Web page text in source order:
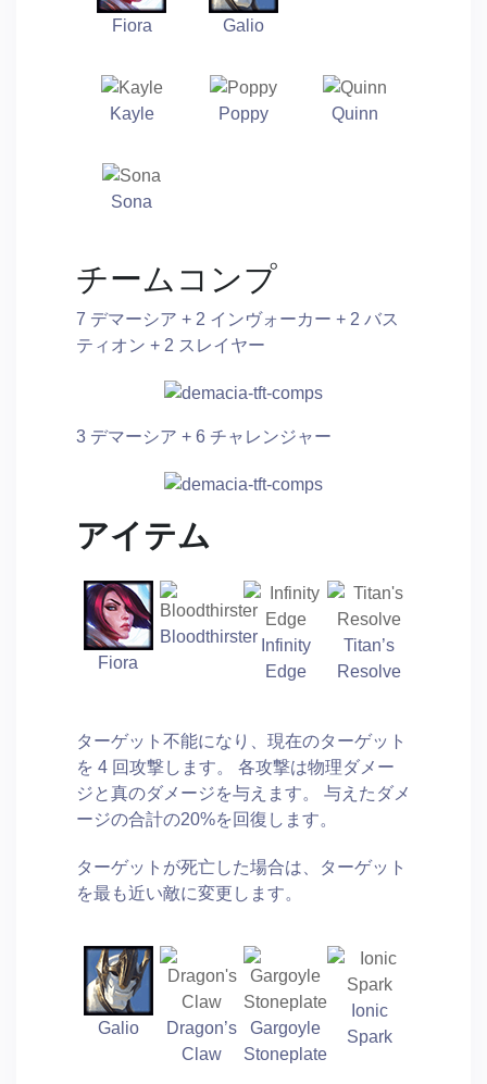
Fiora Galio
Kayle Poppy Quinn
Sona
チームコンプ
7 デマーシア + 2 インヴォーカー + 2 バス
ティオン + 2 スレイヤー
3 デマーシア + 6 チャレンジャー
アイテム
Fiora
Bloodthirster Infinity
Edge
Titan’s
Resolve
ターゲット不能になり、現在のターゲット
を 4 回攻撃します。 各攻撃は物理ダメー
ジと真のダメージを与えます。 与えたダメ
ージの合計の20%を回復します。
ターゲットが死亡した場合は、ターゲット
を最も近い敵に変更します。
Galio
Dragon’s
Claw
Gargoyle
Stoneplate
Ionic
Spark